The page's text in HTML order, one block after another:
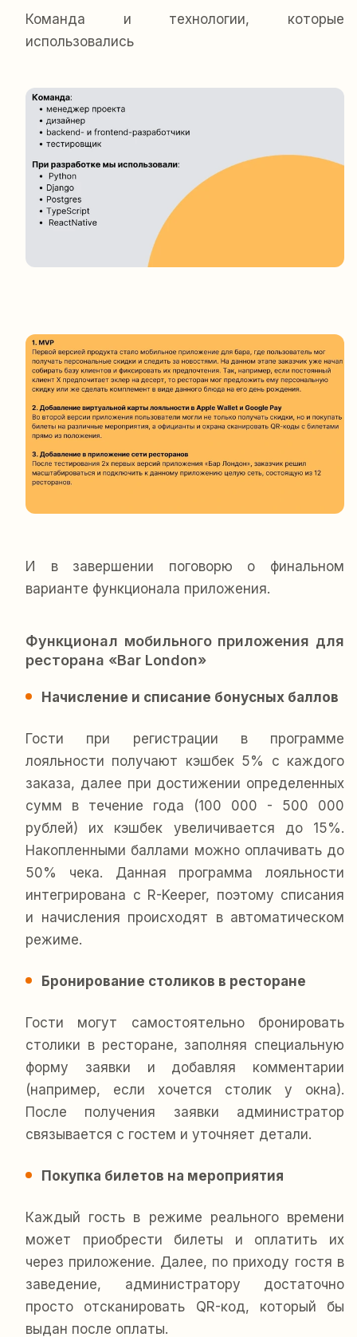
Команда и технологии, которые
использовались
И в завершении поговорю о финальном
варианте функционала приложения.
Функционал мобильного приложения для
ресторана «Bar London»
Начисление и списание бонусных баллов
Гости при регистрации в программе
лояльности получают кэшбек 5% с каждого
заказа, далее при достижении определенных
сумм в течение года (100 000 - 500 000
рублей) их кэшбек увеличивается до 15%.
Накопленными баллами можно оплачивать до
50% чека. Данная программа лояльности
интегрирована с R-Keeper, поэтому списания
и начисления происходят в автоматическом
режиме.
Бронирование столиков в ресторане
Гости могут самостоятельно бронировать
столики в ресторане, заполняя специальную
форму заявки и добавляя комментарии
(например, если хочется столик у окна).
После получения заявки администратор
связывается с гостем и уточняет детали.
Покупка билетов на мероприятия
Каждый гость в режиме реального времени
может приобрести билеты и оплатить их
через приложение. Далее, по приходу гостя в
заведение, администратору достаточно
просто отсканировать QR-код, который бы
выдан после оплаты.